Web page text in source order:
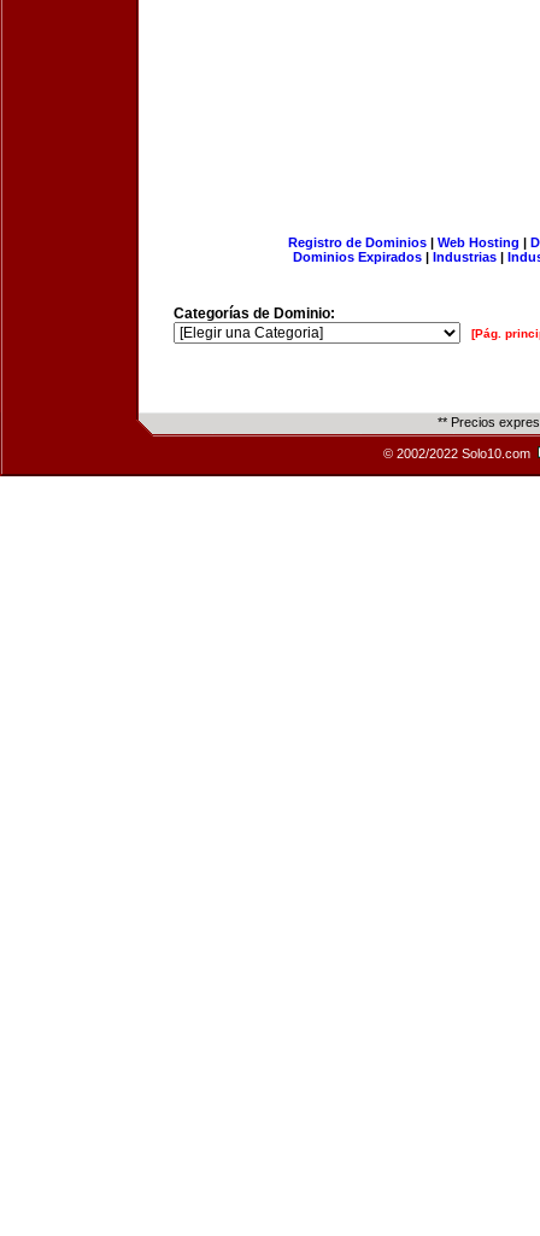
Registro de Dominios| Web Hosting |
Dominios Expirados | Industrias |
Categorías de Dominio:
[Pág.
** Precios
© 2002/2022 Solo10.com